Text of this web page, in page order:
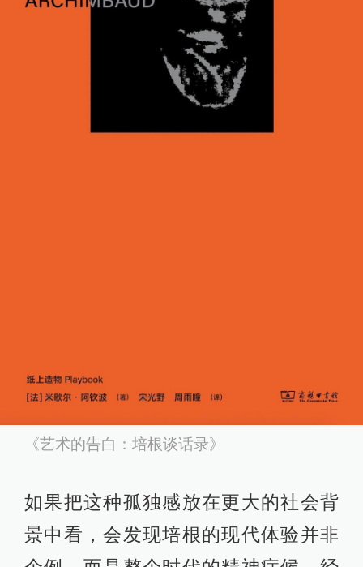
《艺术的告白：培根谈话录》
如果把这种孤独感放在更大的社会背
景中看，会发现培根的现代体验并非